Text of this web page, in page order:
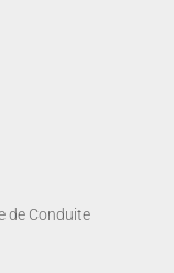
de Conduite